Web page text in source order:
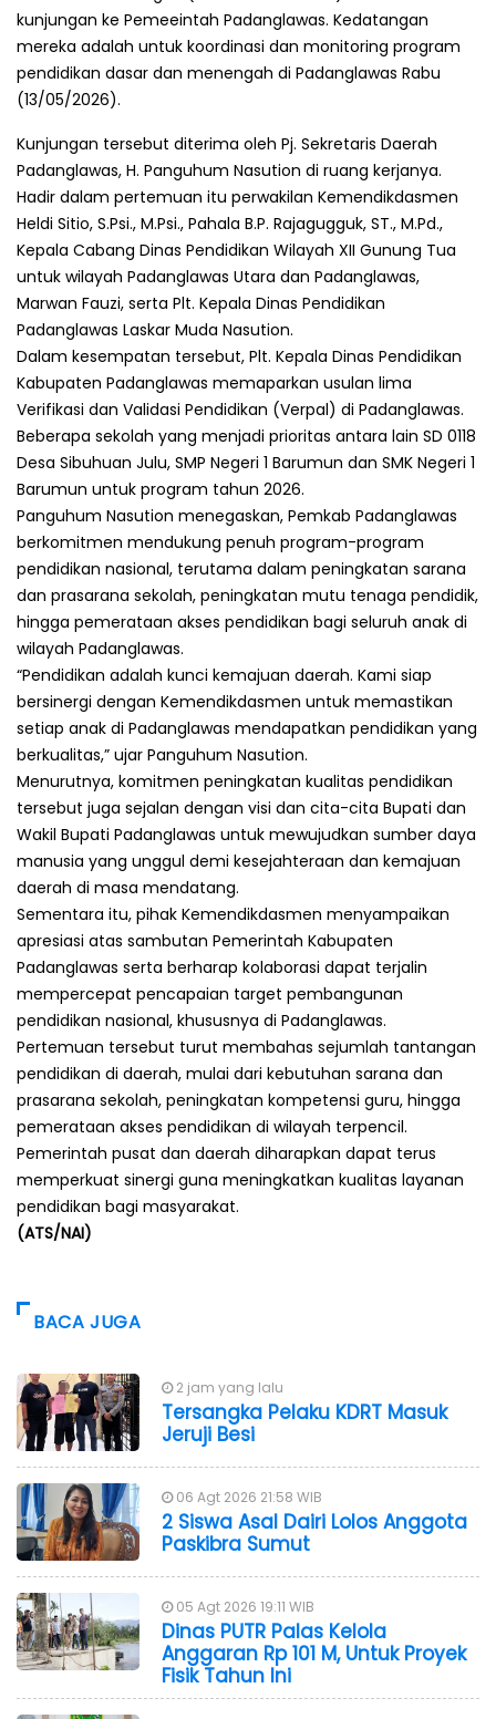
kunjungan ke Pemeeintah Padanglawas. Kedatangan
mereka adalah untuk koordinasi dan monitoring program
pendidikan dasar dan menengah di Padanglawas Rabu
(13/05/2026).
Kunjungan tersebut diterima oleh Pj. Sekretaris Daerah
Padanglawas, H. Panguhum Nasution di ruang kerjanya.
Hadir dalam pertemuan itu perwakilan Kemendikdasmen
Heldi Sitio, S.Psi., M.Psi., Pahala B.P. Rajagugguk, ST., M.Pd.,
Kepala Cabang Dinas Pendidikan Wilayah XII Gunung Tua
untuk wilayah Padanglawas Utara dan Padanglawas,
Marwan Fauzi, serta Plt. Kepala Dinas Pendidikan
Padanglawas Laskar Muda Nasution.
Dalam kesempatan tersebut, Plt. Kepala Dinas Pendidikan
Kabupaten Padanglawas memaparkan usulan lima
Verifikasi dan Validasi Pendidikan (Verpal) di Padanglawas.
Beberapa sekolah yang menjadi prioritas antara lain SD 0118
Desa Sibuhuan Julu, SMP Negeri 1 Barumun dan SMK Negeri 1
Barumun untuk program tahun 2026.
Panguhum Nasution menegaskan, Pemkab Padanglawas
berkomitmen mendukung penuh program-program
pendidikan nasional, terutama dalam peningkatan sarana
dan prasarana sekolah, peningkatan mutu tenaga pendidik,
hingga pemerataan akses pendidikan bagi seluruh anak di
wilayah Padanglawas.
“Pendidikan adalah kunci kemajuan daerah. Kami siap
bersinergi dengan Kemendikdasmen untuk memastikan
setiap anak di Padanglawas mendapatkan pendidikan yang
berkualitas,” ujar Panguhum Nasution.
Menurutnya, komitmen peningkatan kualitas pendidikan
tersebut juga sejalan dengan visi dan cita-cita Bupati dan
Wakil Bupati Padanglawas untuk mewujudkan sumber daya
manusia yang unggul demi kesejahteraan dan kemajuan
daerah di masa mendatang.
Sementara itu, pihak Kemendikdasmen menyampaikan
apresiasi atas sambutan Pemerintah Kabupaten
Padanglawas serta berharap kolaborasi dapat terjalin
mempercepat pencapaian target pembangunan
pendidikan nasional, khususnya di Padanglawas.
Pertemuan tersebut turut membahas sejumlah tantangan
pendidikan di daerah, mulai dari kebutuhan sarana dan
prasarana sekolah, peningkatan kompetensi guru, hingga
pemerataan akses pendidikan di wilayah terpencil.
Pemerintah pusat dan daerah diharapkan dapat terus
memperkuat sinergi guna meningkatkan kualitas layanan
pendidikan bagi masyarakat.
(ATS/NAI)
BACA JUGA
2 jam yang lalu
Tersangka Pelaku KDRT Masuk
Jeruji Besi
06 Agt 2026 21:58 WIB
2 Siswa Asal Dairi Lolos Anggota
Paskibra Sumut
05 Agt 2026 19:11 WIB
Dinas PUTR Palas Kelola
Anggaran Rp 101 M, Untuk Proyek
Fisik Tahun Ini